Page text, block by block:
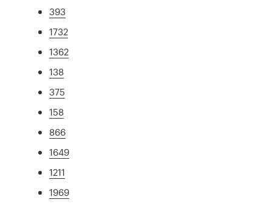
393
1732
1362
138
375
158
866
1649
1211
1969